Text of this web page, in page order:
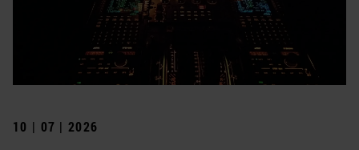
10 | 07 | 2026